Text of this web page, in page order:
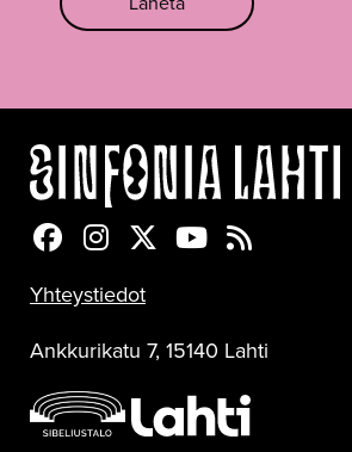
Sinfonia Lahti
Sinfonia Lahti
Sinfonia Lahti
Sinfonia Lahti
Sinfonia
Yhteystiedot
Ankkurikatu 7, 15140 Lahti